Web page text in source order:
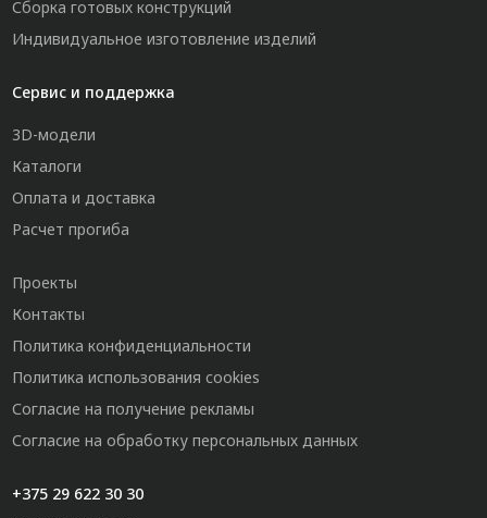
Сборка готовых конструкций
Индивидуальное изготовление изделий
Сервис и поддержка
3D-модели
Каталоги
Оплата и доставка
Расчет прогиба
Проекты
Контакты
Политика конфиденциальности
Политика использования cookies
Согласие на получение рекламы
Согласие на обработку персональных данных
+375 29 622 30 30